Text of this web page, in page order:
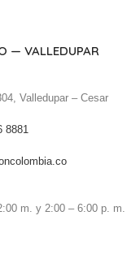
— VALLEDUPAR
Valledupar – Cesar
8881
m. y 2:00 – 6:00 p. m.